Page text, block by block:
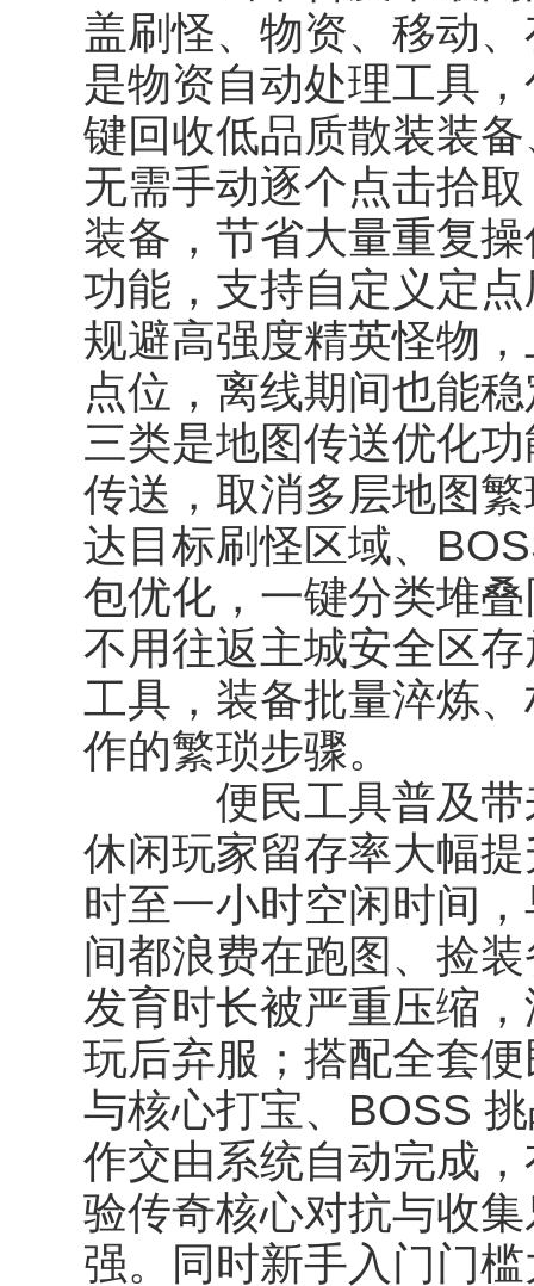
盖刷怪、物资、移动
是物资自动处理工具
键回收低品质散装装
无需手动逐个点击拾
装备，节省大量重复
功能，支持自定义定
规避高强度精英怪物
点位，离线期间也能
三类是地图传送优化
传送，取消多层地图
达目标刷怪区域、
包优化，一键分类堆
不用往返主城安全区
工具，装备批量淬炼
作的繁琐步骤。
便民工具普及带来
休闲玩家留存率大幅
时至一小时空闲时间
间都浪费在跑图、捡
发育时长被严重压缩
玩后弃服；搭配全套
与核心打宝、BOSS
作交由系统自动完成
验传奇核心对抗与收
强。同时新手入门门